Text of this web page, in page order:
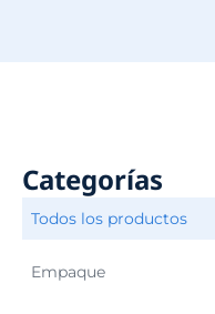
Categorías
Empaque
Todos los productos